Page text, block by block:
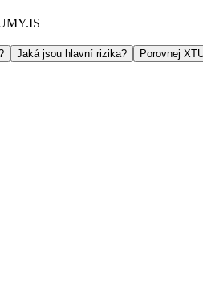
Jaká jsou hlavní rizika? Porovnej